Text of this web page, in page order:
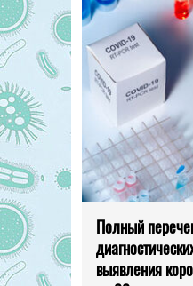
Полный
выявления